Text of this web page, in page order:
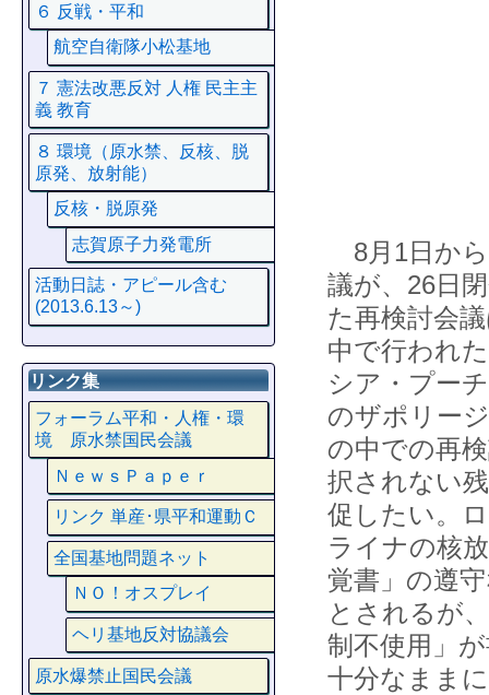
8月1日から
議が、26日
た再検討会
中で行われ
シア・プー
のザポリー
の中での再
択されない
促したい。
ライナの核
覚書」の遵
とされるが
制不使用」
十分なまま
６ 反戦・平和
航空自衛隊小松基地
７ 憲法改悪反対 人権 民主主
義 教育
８ 環境（原水禁、反核、脱
原発、放射能）
反核・脱原発
志賀原子力発電所
活動日誌・アピール含む
(2013.6.13～)
リンク集
フォーラム平和・人権・環
境 原水禁国民会議
ＮｅｗｓＰａｐｅｒ
リンク 単産･県平和運動Ｃ
全国基地問題ネット
ＮＯ！オスプレイ
ヘリ基地反対協議会
原水爆禁止国民会議